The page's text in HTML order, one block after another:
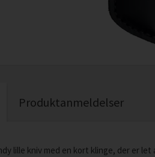
Produktanmeldelser
lille kniv med en kort klinge, der er